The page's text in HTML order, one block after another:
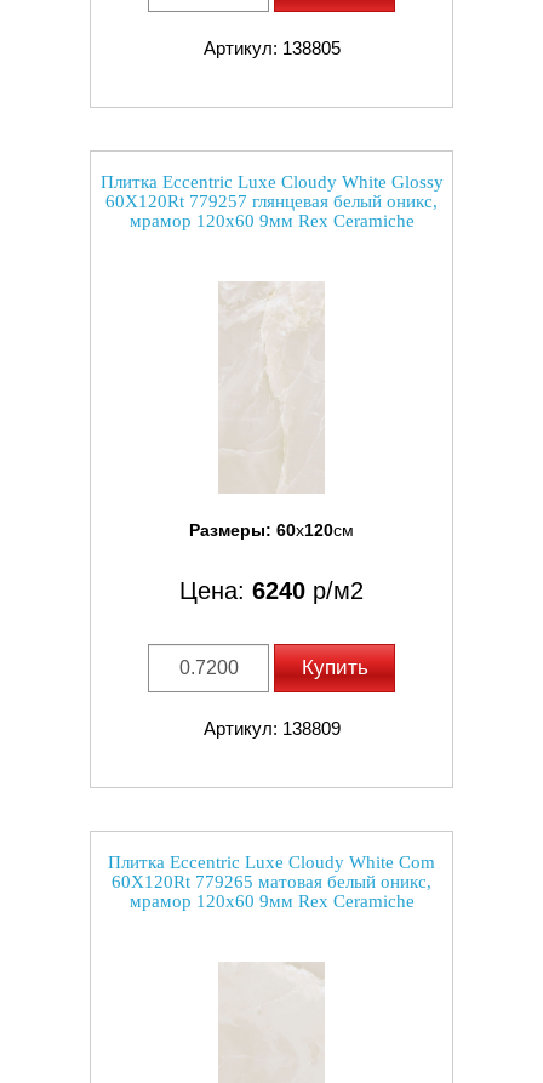
Артикул: 138805
Плитка Eccentric Luxe Cloudy White Glossy
60X120Rt 779257 глянцевая белый оникс,
мрамор 120x60 9мм Rex Ceramiche
Размеры: 60x120см
Цена: 6240 р/м2
Купить
Артикул: 138809
Плитка Eccentric Luxe Cloudy White Com
60X120Rt 779265 матовая белый оникс,
мрамор 120x60 9мм Rex Ceramiche